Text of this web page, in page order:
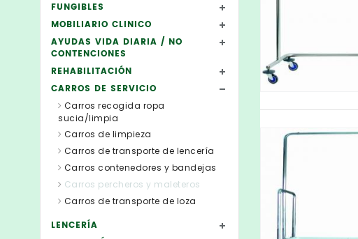
FUNGIBLES
MOBILIARIO CLINICO
AYUDAS VIDA DIARIA / NO
CONTENCIONES
REHABILITACIÓN
CARROS DE SERVICIO
Carros recogida ropa
sucia/limpia
Carros de limpieza
Carros de transporte de lencería
Carros contenedores y bandejas
Carros percheros y maleteros
Carros de transporte de loza
LENCERÍA